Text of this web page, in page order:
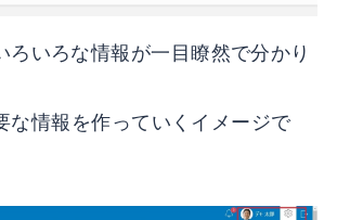
ろいろな情報が一目瞭然で分かり
な情報を作っていくイメージで